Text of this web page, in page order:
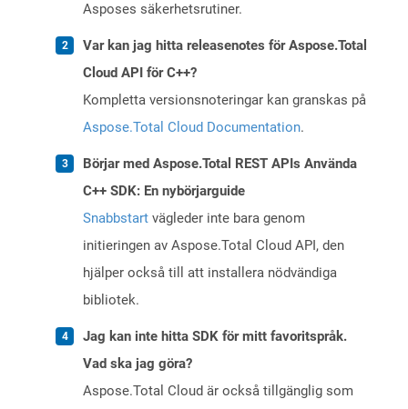
Asposes säkerhetsrutiner.
Var kan jag hitta releasenotes för Aspose.Total
Cloud API för C++?
Kompletta versionsnoteringar kan granskas på
Aspose.Total Cloud Documentation.
Börjar med Aspose.Total REST APIs Använda
C++ SDK: En nybörjarguide
Snabbstart vägleder inte bara genom
initieringen av Aspose.Total Cloud API, den
hjälper också till att installera nödvändiga
bibliotek.
Jag kan inte hitta SDK för mitt favoritspråk.
Vad ska jag göra?
Aspose.Total Cloud är också tillgänglig som